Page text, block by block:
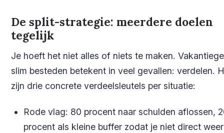
De split-strategie: meerdere doelen
tegelijk
Je hoeft het niet alles of niets te maken.
slim besteden betekent in veel gevallen: verdelen.
zijn drie concrete verdeelsleutels per situatie:
Rode vlag: 80 procent naar schulden aflossen,
procent als kleine buffer zodat je niet direct